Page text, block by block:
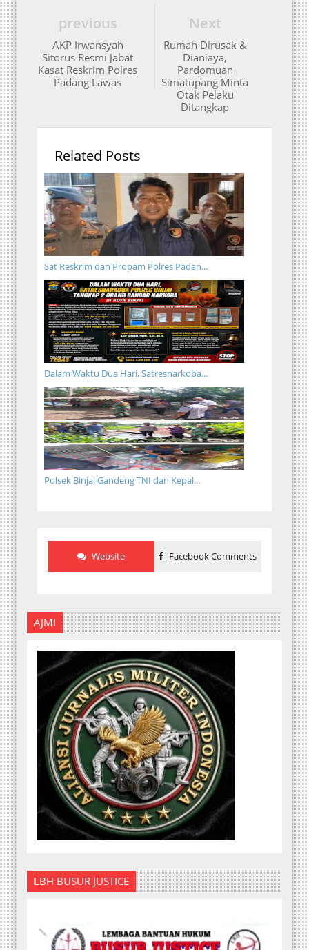
Next
Rumah Dirusak &
Dianiaya,
Pardomuan
Simatupang Minta
Otak Pelaku
Ditangkap
previous
AKP Irwansyah
Sitorus Resmi Jabat
Kasat Reskrim Polres
Padang Lawas
Related Posts
Sat Reskrim dan Propam Polres Padan...
Dalam Waktu Dua Hari, Satresnarkoba...
Polsek Binjai Gandeng TNI dan Kepal...
Website Facebook Comments
AJMI
LBH BUSUR JUSTICE